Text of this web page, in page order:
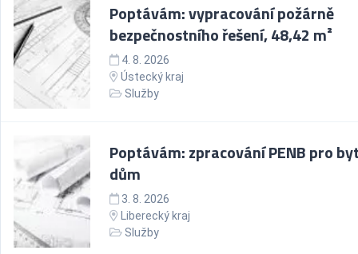
Poptávám: vypracování požárně
bezpečnostního řešení, 48,42 m²
4. 8. 2026
Ústecký kraj
Služby
Poptávám: zpracování PENB pro
dům
3. 8. 2026
Liberecký kraj
Služby